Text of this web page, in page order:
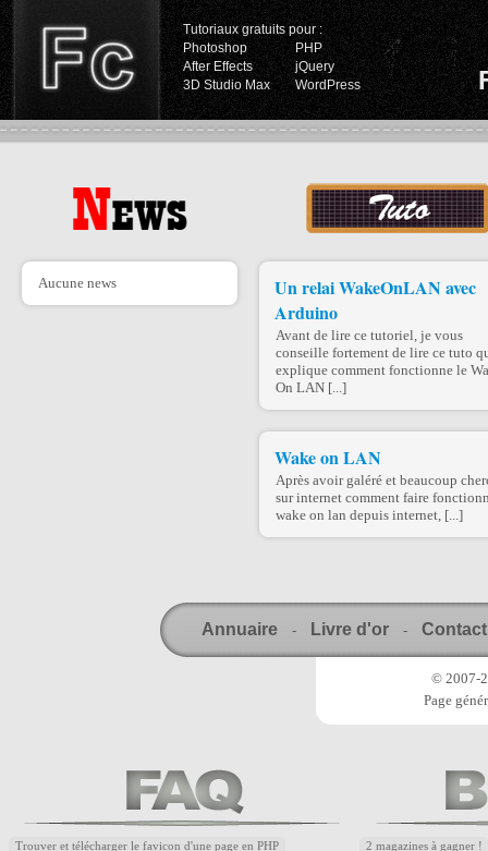
Tutoriaux gratuits pour :
Photoshop
PHP
After Effects
jQuery
3D Studio Max
WordPress
Aucune news
Un relai WakeOnLAN avec
Arduino
Avant de lire ce tutoriel, je vous
conseille fortement de lire ce tuto
explique comment fonctionne le
On LAN [...]
Wake on LAN
Après avoir galéré et beaucoup
sur internet comment faire
wake on lan depuis internet, [...]
Annuaire - Livre d'or - Contact
© 2007-
Page
Trouver et télécharger le favicon d'une page en PHP 2 magazines à gagner !